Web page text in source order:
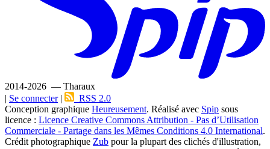
2014-2026 — Tharaux
| Se connecter|
RSS 2.0
Conception graphique Heureusement. Réalisé avec Spip sous
licence : Licence Creative Commons Attribution - Pas d’Utilisation
Commerciale - Partage dans les Mêmes Conditions 4.0 International.
Crédit photographique Zub pour la plupart des clichés d'illustration,